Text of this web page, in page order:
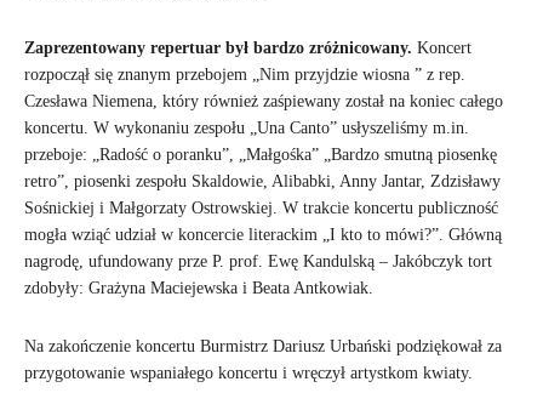
Zaprezentowany repertuar był bardzo zróżnicowany. Koncert
rozpoczął się znanym przebojem „Nim przyjdzie wiosna ” z rep.
Czesława Niemena, który również zaśpiewany został na koniec całego
koncertu. W wykonaniu zespołu „Una Canto” usłyszeliśmy m.in.
przeboje: „Radość o poranku”, „Małgośka” „Bardzo smutną piosenkę
retro”, piosenki zespołu Skaldowie, Alibabki, Anny Jantar, Zdzisławy
Sośnickiej i Małgorzaty Ostrowskiej. W trakcie koncertu publiczność
mogła wziąć udział w koncercie literackim „I kto to mówi?”. Główną
nagrodę, ufundowany prze P. prof. Ewę Kandulską – Jakóbczyk tort
zdobyły: Grażyna Maciejewska i Beata Antkowiak.
Na zakończenie koncertu Burmistrz Dariusz Urbański podziękował za
przygotowanie wspaniałego koncertu i wręczył artystkom kwiaty.